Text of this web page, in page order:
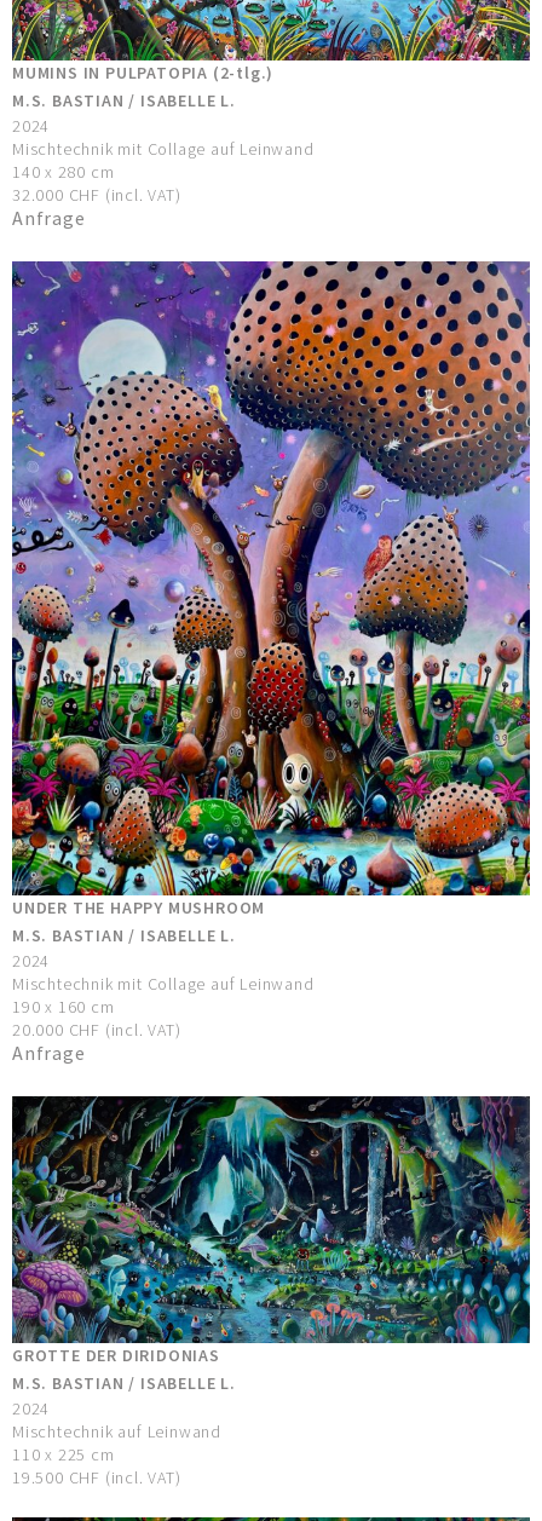
MUMINS IN PULPATOPIA (2-tlg.)
M.S. BASTIAN / ISABELLE L.
2024
Mischtechnik mit Collage auf Leinwand
140 x 280 cm
32.000 CHF (incl. VAT)
Anfrage
UNDER THE HAPPY MUSHROOM
M.S. BASTIAN / ISABELLE L.
2024
Mischtechnik mit Collage auf Leinwand
190 x 160 cm
20.000 CHF (incl. VAT)
Anfrage
GROTTE DER DIRIDONIAS
M.S. BASTIAN / ISABELLE L.
2024
Mischtechnik auf Leinwand
110 x 225 cm
19.500 CHF (incl. VAT)